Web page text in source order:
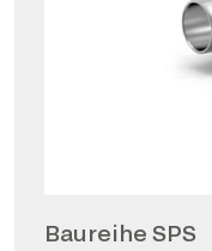
Baureihe SPS